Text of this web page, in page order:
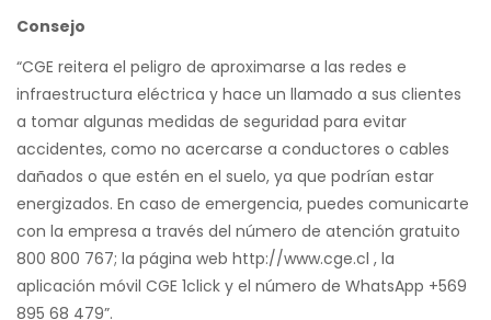
Consejo
“CGE reitera el peligro de aproximarse a las redes e
infraestructura eléctrica y hace un llamado a sus clientes
a tomar algunas medidas de seguridad para evitar
accidentes, como no acercarse a conductores o cables
dañados o que estén en el suelo, ya que podrían estar
energizados. En caso de emergencia, puedes comunicarte
con la empresa a través del número de atención gratuito
800 800 767; la página web http://www.cge.cl , la
aplicación móvil CGE 1click y el número de WhatsApp +569
895 68 479”.